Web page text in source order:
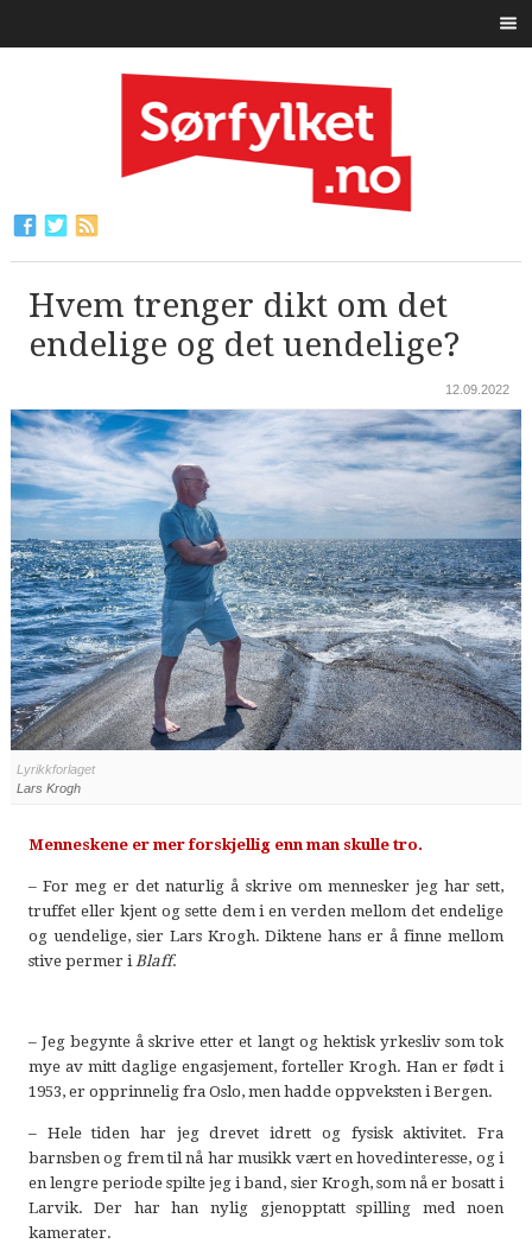
Hvem trenger dikt om det
endelige og det uendelige?
12.09.2022
Lyrikkforlaget
Lars Krogh
Menneskene er mer forskjellig enn man skulle tro.
– For meg er det naturlig å skrive om mennesker jeg har sett,
truffet eller kjent og sette dem i en verden mellom det endelige
og uendelige, sier Lars Krogh. Diktene hans er å finne mellom
stive permer i Blaff.
– Jeg begynte å skrive etter et langt og hektisk yrkesliv som tok
mye av mitt daglige engasjement, forteller Krogh. Han er født i
1953, er opprinnelig fra Oslo, men hadde oppveksten i Bergen.
– Hele tiden har jeg drevet idrett og fysisk aktivitet. Fra
barnsben og frem til nå har musikk vært en hovedinteresse, og i
en lengre periode spilte jeg i band, sier Krogh, som nå er bosatt i
Larvik. Der har han nylig gjenopptatt spilling med noen
kamerater.